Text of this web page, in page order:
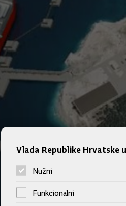
Vlada Republike Hrvatske
Nužni
Funkcionalni